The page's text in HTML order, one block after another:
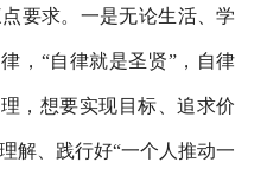
要求。一是无论生活、学
，“自律就是圣贤”，自律
，想要实现目标、追求价
解、践行好“一个人推动一